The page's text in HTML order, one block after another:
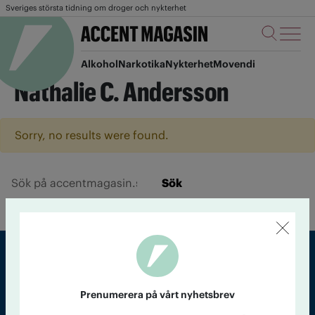
Sveriges största tidning om droger och nykterhet
AlkoholNarkotikaNykterhetMovendi
Nathalie C. Andersson
Sorry, no results were found.
Sök
Prenumerera på vårt nyhetsbrev